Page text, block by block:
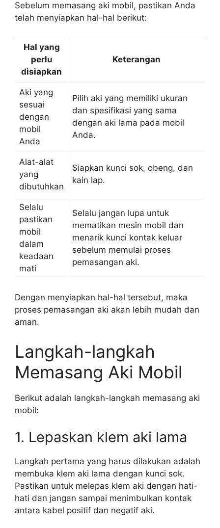
Sebelum memasang aki mobil, pastikan Anda
telah menyiapkan hal-hal berikut:
Hal yang
perlu
disiapkan
Keterangan
Aki yang
sesuai
dengan
mobil
Anda
Pilih aki yang memiliki ukuran
dan spesifikasi yang sama
dengan aki lama pada mobil
Anda.
Alat-alat
yang
dibutuhkan
Siapkan kunci sok, obeng, dan
kain lap.
Selalu
pastikan
mobil
dalam
keadaan
mati
Selalu jangan lupa untuk
mematikan mesin mobil dan
menarik kunci kontak keluar
sebelum memulai proses
pemasangan aki.
Dengan menyiapkan hal-hal tersebut, maka
proses pemasangan aki akan lebih mudah dan
aman.
Langkah-langkah
Memasang Aki Mobil
Berikut adalah langkah-langkah memasang aki
mobil:
1. Lepaskan klem aki lama
Langkah pertama yang harus dilakukan adalah
membuka klem aki lama dengan kunci sok.
Pastikan untuk melepas klem aki dengan hati-
hati dan jangan sampai menimbulkan kontak
antara kabel positif dan negatif aki.